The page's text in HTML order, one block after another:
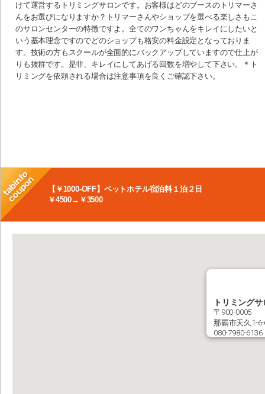
けて運営するトリミングサロンです。お客様はどのブースのトリマーさ
んをお選びになりますか？トリマーさんやショップを選べる楽しさもこ
のサロンセンターの特徴ですよ。全てのワンちゃんをキレイにしたいと
いう基本理念ですのでどのショップも格安の料金設定となっておりま
す。技術の方もスクールが全面的にバックアップしていますので仕上が
りも抜群です。是非、キレイにしてあげる回数を増やして下さい。＊ト
リミングを依頼される場合は注意事項を良くご確認下さい。
【￥1000-OFF】ペットホテル宿泊料１泊２日
￥4500→￥3500
トリミング
〒900-0005
那覇市天久1-
080-7980-6136